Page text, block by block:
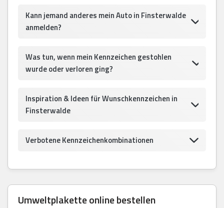
Kann jemand anderes mein Auto in Finsterwalde
anmelden?
Was tun, wenn mein Kennzeichen gestohlen
wurde oder verloren ging?
Inspiration & Ideen für Wunschkennzeichen in
Finsterwalde
Verbotene Kennzeichenkombinationen
Umweltplakette online bestellen